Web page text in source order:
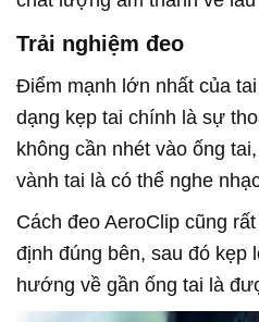
Trải nghiệm đeo
Điểm mạnh lớn nhất của
dạng kẹp tai chính là sự
không cần nhét vào ống
vành tai là có thể nghe
Cách đeo AeroClip cũng
định đúng bên, sau đó kẹp
hướng về gần ống tai là